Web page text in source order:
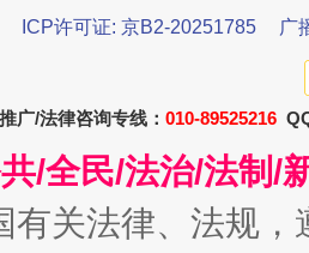
ICP许可证: 京B2-20251785
广
广/法律咨询专线： 010-89525216
/全民/法治/法制/
有关法律、法规